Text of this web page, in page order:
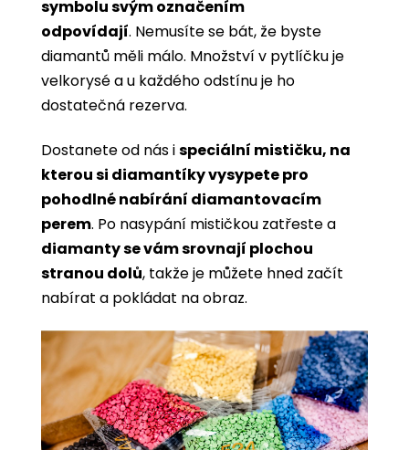
symbolu svým označením
odpovídají. Nemusíte se bát, že byste
diamantů měli málo. Množství v pytlíčku je
velkorysé a u každého odstínu je ho
dostatečná rezerva.
Dostanete od nás ispeciální mističku, na
kterou si diamantíky vysypete pro
pohodlné nabírání diamantovacím
perem. Po nasypání mističkou zatřeste a
diamanty se vám srovnají plochou
stranou dolů, takže je můžete hned začít
nabírat a pokládat na obraz.